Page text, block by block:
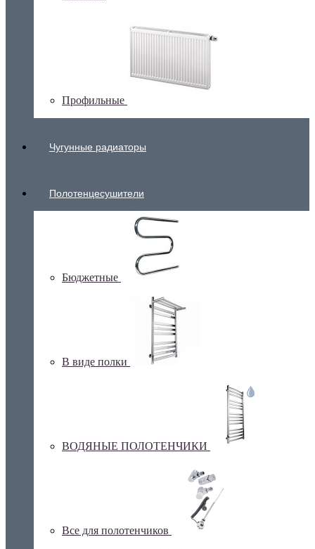
Профильные
Чугунные радиаторы
Полотенцесушители
Бюджетные
В виде полки
ВОДЯНЫЕ ПОЛОТЕНЧИКИ
Все для полотенчиков